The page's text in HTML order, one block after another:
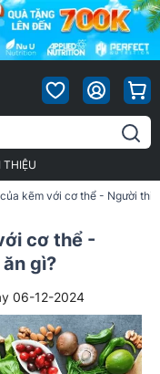
THIỆU
kẽm với cơ thể - Người
cơ thể -
gì?
06-12-2024